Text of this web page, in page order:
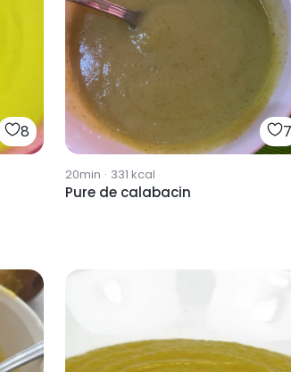
8 7
20min · 331 kcal
Pure de calabacin